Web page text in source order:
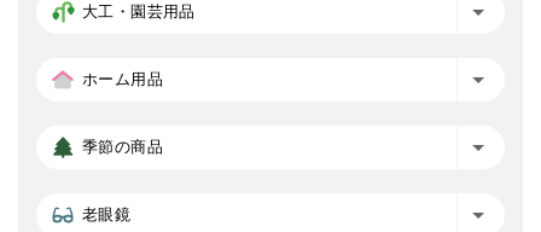
大工・園芸用品
ホーム用品
季節の商品
老眼鏡